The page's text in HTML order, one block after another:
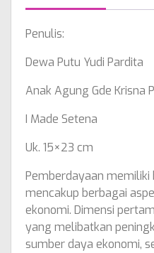
Penulis:
Dewa Putu Yudi Pardita
Anak Agung Gde Krisna
I Made Setena
Uk. 15×23 cm
Pemberdayaan
mencakup berbagai
ekonomi. Dimensi
yang melibatkan
sumber daya ekonomi,